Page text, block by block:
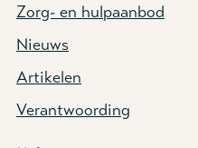
Zorg- en hulpaanbod
Nieuws
Artikelen
Verantwoording